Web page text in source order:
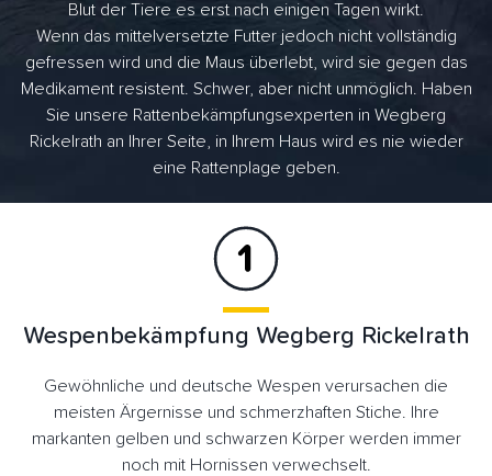
Blut der Tiere es erst nach einigen Tagen wirkt.
Wenn das mittelversetzte Futter jedoch nicht vollständig
gefressen wird und die Maus überlebt, wird sie gegen das
Medikament resistent. Schwer, aber nicht unmöglich. Haben
Sie unsere Rattenbekämpfungsexperten in Wegberg
Rickelrath an Ihrer Seite, in Ihrem Haus wird es nie wieder
eine Rattenplage geben.
Wespenbekämpfung Wegberg Rickelrath
Gewöhnliche und deutsche Wespen verursachen die
meisten Ärgernisse und schmerzhaften Stiche. Ihre
markanten gelben und schwarzen Körper werden immer
noch mit Hornissen verwechselt.